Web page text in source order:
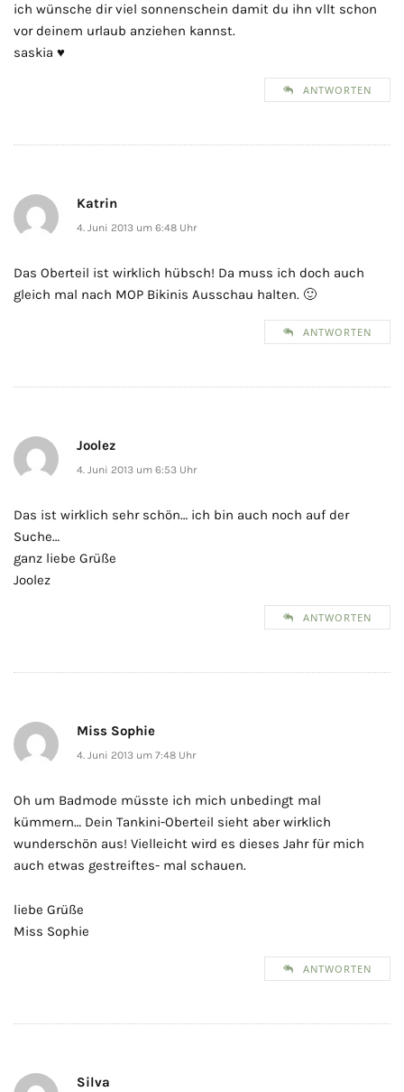
ich wünsche dir viel sonnenschein damit du ihn vllt schon
vor deinem urlaub anziehen kannst.
saskia ♥
ANTWORTEN
Katrin
4. Juni 2013 um 6:48 Uhr
Das Oberteil ist wirklich hübsch! Da muss ich doch auch
gleich mal nach MOP Bikinis Ausschau halten. 🙂
ANTWORTEN
Joolez
4. Juni 2013 um 6:53 Uhr
Das ist wirklich sehr schön… ich bin auch noch auf der
Suche…
ganz liebe Grüße
Joolez
ANTWORTEN
Miss Sophie
4. Juni 2013 um 7:48 Uhr
Oh um Badmode müsste ich mich unbedingt mal
kümmern… Dein Tankini-Oberteil sieht aber wirklich
wunderschön aus! Vielleicht wird es dieses Jahr für mich
auch etwas gestreiftes- mal schauen.
liebe Grüße
Miss Sophie
ANTWORTEN
Silva